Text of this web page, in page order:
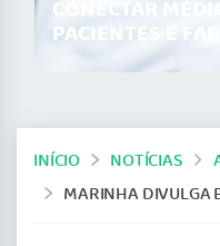
CONECTAR
PACIENTES E
INÍCIO NOTÍCIAS
MARINHA DIVULGA EDITAL DE CONCURSO PARA